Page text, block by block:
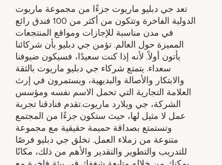
تعد جي دبليو ماريوت جزءًا من مجموعة ماريوت
الدولية الفاخرة وتتكون من أكثر من 100 فندق رائع
في مدن مناسبة للإجازات ومواقع المنتجعات
المميزة حول العالم. تؤمن جي دبليو بأن شركائنا
يأتون أولاً. لأنه إذا كنت سعيدًا، فسيكون ضيوفنا
سعداء. يتمتع شركاء جي دبليو ماريوت بالثقة
والابتكار والأصالة والبديهية، ويستمرون في إرث
العلامة التجارية التي تحمل الاسم نفسه ومؤسس
الشركة، جي ويلارد ماريوت.تقدم فنادقنا تجربة
عمل لا مثيل لها، حيث ستكون جزءًا من المجتمع
وتستمتع بصداقة حميمة حقيقية مع مجموعة
متنوعة من زملاء العمل. تخلق جي دبليو فرصًا
للتدريب والتطوير والتقدير والأهم من ذلك، مكانًا